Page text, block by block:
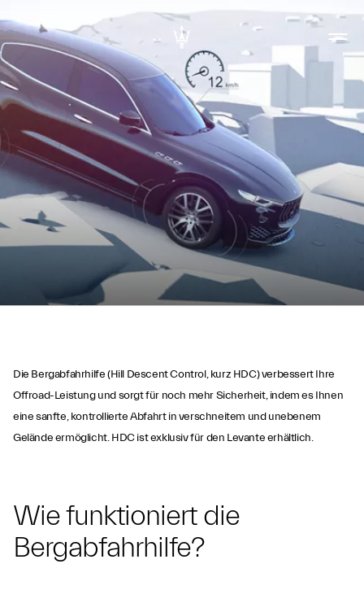
|
Fahrerassistenzsysteme
Die Bergabfahrhilfe (Hill Descent Control, kurz HDC) verbessert Ihre
Offroad-Leistung und sorgt für noch mehr Sicherheit, indem es Ihnen
eine sanfte, kontrollierte Abfahrt in verschneitem und unebenem
Gelände ermöglicht. HDC ist exklusiv für den Levante erhältlich.
Wie funktioniert die
Bergabfahrhilfe?